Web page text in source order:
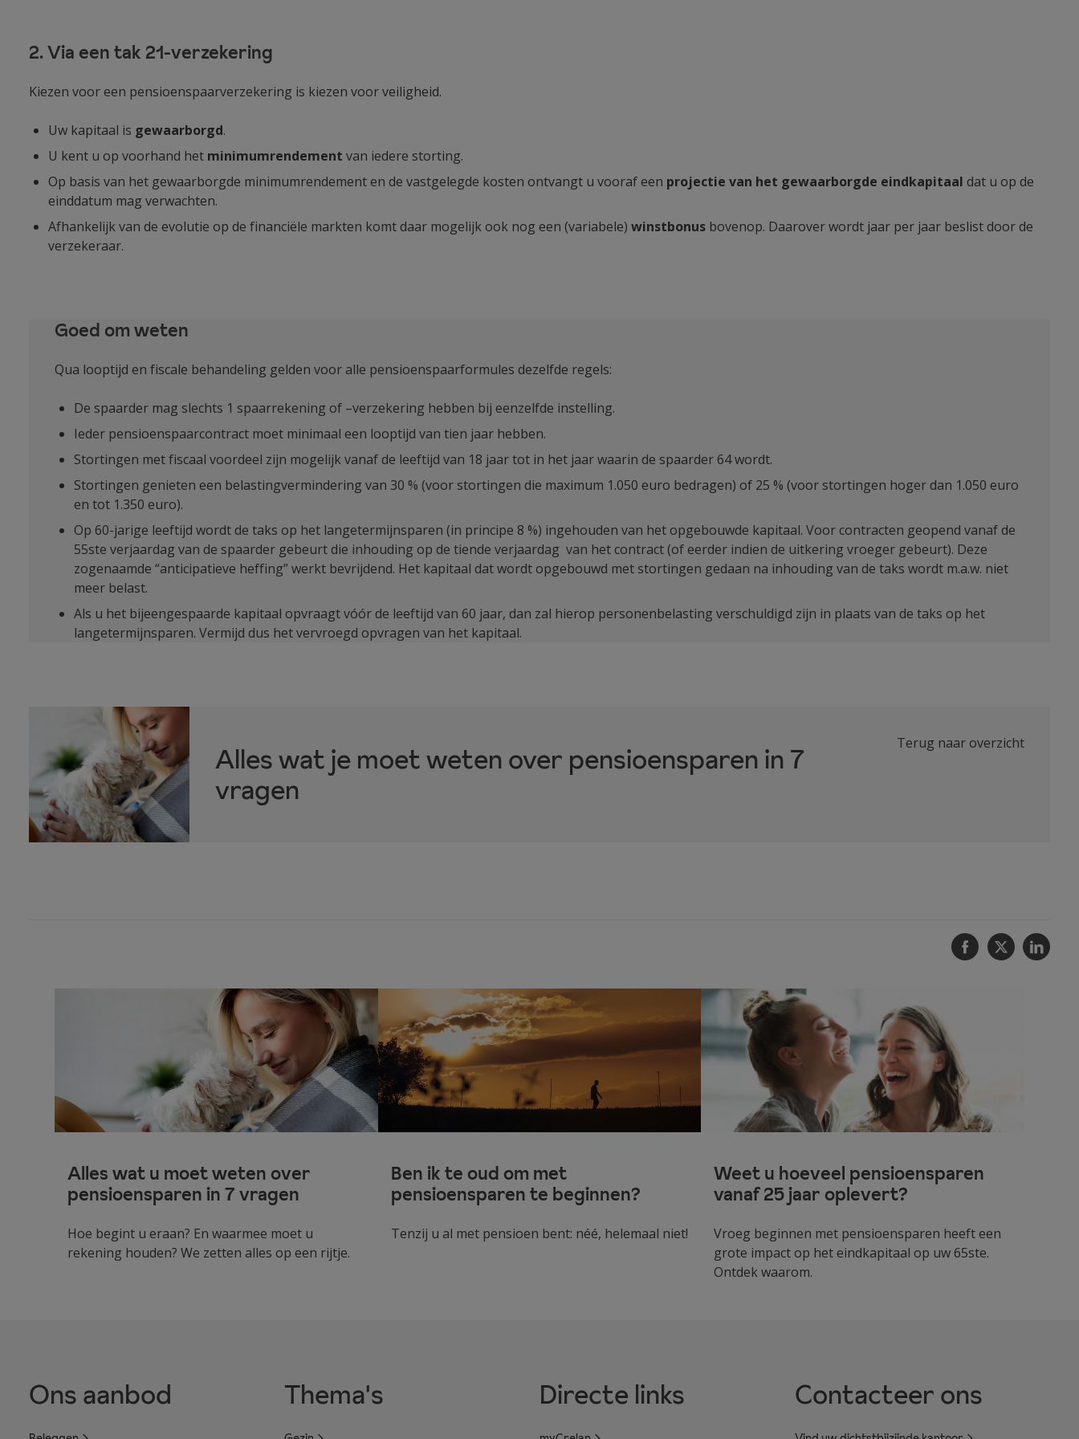
2. Via een tak 21-verzekering
Kiezen voor een pensioenspaarverzekering is kiezen voor veiligheid.
Uw kapitaal is gewaarborgd.
U kent u op voorhand het minimumrendement van iedere storting.
Op basis van het gewaarborgde minimumrendement en de vastgelegde kosten ontvangt u vooraf een projectie van het gewaarborgde eindkapitaal dat u op de
einddatum mag verwachten.
Afhankelijk van de evolutie op de financiële markten komt daar mogelijk ook nog een (variabele) winstbonus bovenop. Daarover wordt jaar per jaar beslist door de
verzekeraar.
Goed om weten
Qua looptijd en fiscale behandeling gelden voor alle pensioenspaarformules dezelfde regels:
De spaarder mag slechts 1 spaarrekening of –verzekering hebben bij eenzelfde instelling.
Ieder pensioenspaarcontract moet minimaal een looptijd van tien jaar hebben.
Stortingen met fiscaal voordeel zijn mogelijk vanaf de leeftijd van 18 jaar tot in het jaar waarin de spaarder 64 wordt.
Stortingen genieten een belastingvermindering van 30 % (voor stortingen die maximum 1.050 euro bedragen) of 25 % (voor stortingen hoger dan 1.050 euro
en tot 1.350 euro).
Op 60-jarige leeftijd wordt de taks op het langetermijnsparen (in principe 8 %) ingehouden van het opgebouwde kapitaal. Voor contracten geopend vanaf de
55ste verjaardag van de spaarder gebeurt die inhouding op de tiende verjaardag van het contract (of eerder indien de uitkering vroeger gebeurt). Deze
zogenaamde “anticipatieve heffing” werkt bevrijdend. Het kapitaal dat wordt opgebouwd met stortingen gedaan na inhouding van de taks wordt m.a.w. niet
meer belast.
Als u het bijeengespaarde kapitaal opvraagt vóór de leeftijd van 60 jaar, dan zal hierop personenbelasting verschuldigd zijn in plaats van de taks op het
langetermijnsparen. Vermijd dus het vervroegd opvragen van het kapitaal.
Alles wat je moet weten over pensioensparen in 7
vragen
Terug naar overzicht
Facebook
Twitter
Alles wat u moet weten over
pensioensparen in 7 vragen
Hoe begint u eraan? En waarmee moet u
rekening houden? We zetten alles op een rijtje.
Ben ik te oud om met
pensioensparen te beginnen?
Tenzij u al met pensioen bent: néé, helemaal niet!
Weet u hoeveel pensioensparen
vanaf 25 jaar oplevert?
Vroeg beginnen met pensioensparen heeft een
grote impact op het eindkapitaal op uw 65ste.
Ontdek waarom.
Ons aanbod Thema's Directe links Contacteer ons